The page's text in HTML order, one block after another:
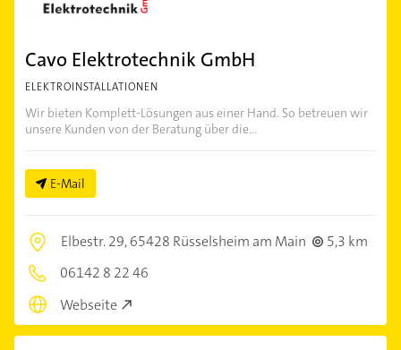
Cavo Elektrotechnik GmbH
ELEKTROINSTALLATIONEN
Wir bieten Komplett-Lösungen aus einer Hand. So betreuen wir
unsere Kunden von der Beratung über die...
E-Mail
Elbestr. 29,65428 Rüsselsheim am Main
5,3 km
06142 8 22 46
Webseite